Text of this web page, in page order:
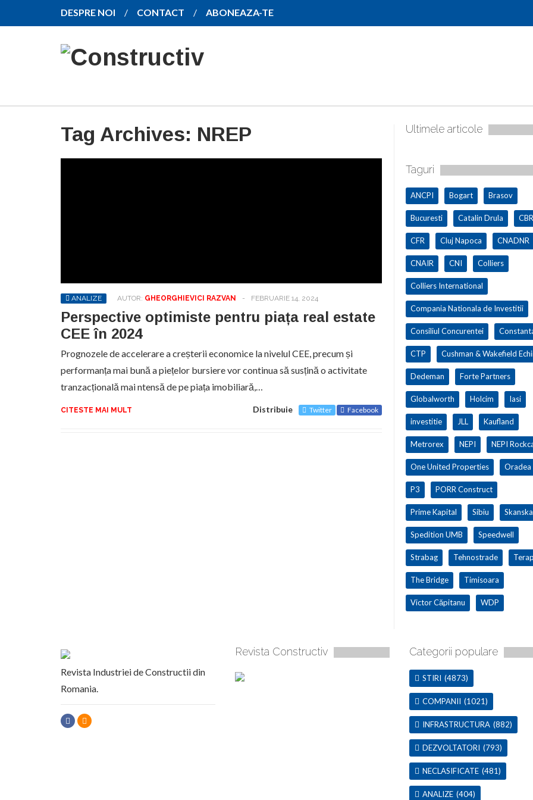
DESPRE NOI CONTACT ABONEAZA-TE
Tag Archives: NREP
ANALIZE AUTOR: GHEORGHIEVICI RAZVAN - FEBRUARIE 14, 2024
Perspective optimiste pentru piața real estate
CEE în 2024
Prognozele de accelerare a creșterii economice la nivelul CEE, precum și
performanța mai bună a piețelor bursiere vor continua să susțină o activitate
tranzacțională mai ntensă de pe piața imobiliară,…
CITESTE MAI MULT Distribuie Twitter Facebook
Ultimele articole
Taguri
ANCPI Bogart Brasov
Bucuresti Catalin Drula
CFR Cluj Napoca CNADNR
CNAIR CNI Colliers
Colliers International
Compania Nationala de Investitii
Consiliul Concurentei
CTP Cushman & Wakefield
Dedeman Forte Partners
Globalworth Holcim Iasi
investitie JLL Kaufland
Metrorex NEPI NEPI
One United Properties Oradea
P3 PORR Construct
Prime Kapital Sibiu Skanska
Spedition UMB Speedwell
Strabag Tehnostrade
The Bridge Timisoara
Victor Căpitanu WDP
Revista Industriei de Constructii din
Romania.
Revista Constructiv Categorii populare
STIRI (4873)
COMPANII (1021)
INFRASTRUCTURA (882)
DEZVOLTATORI (793)
NECLASIFICATE (481)
ANALIZE (404)